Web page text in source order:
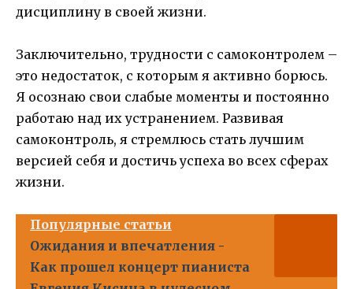
дисциплину в своей жизни.
Заключительно, трудности с самоконтролем –
это недостаток, с которым я активно борюсь.
Я осознаю свои слабые моменты и постоянно
работаю над их устранением. Развивая
самоконтроль, я стремлюсь стать лучшим
версией себя и достичь успеха во всех сферах
жизни.
Популярные статьи
Ожидания и впечатления -
Как прошел концерт пианиста